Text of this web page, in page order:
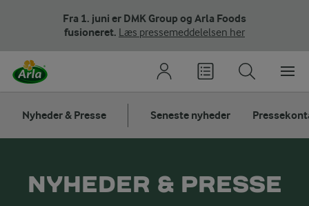
Fra 1. juni er DMK Group og Arla Foods
fusioneret. Læs pressemeddelelsen her
Nyheder & Presse Seneste nyheder
NYHEDER & PRESSE